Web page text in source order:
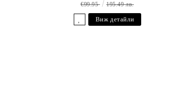
€99.95 195.49 лв.
Виж детайли